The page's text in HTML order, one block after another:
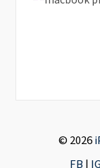
© 2026
FB |